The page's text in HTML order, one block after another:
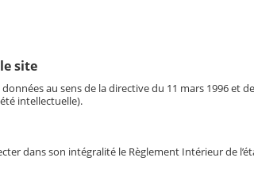
site
au sens de la directive du 11 mars 1996 et
intellectuelle).
dans son intégralité le Règlement Intérieur de